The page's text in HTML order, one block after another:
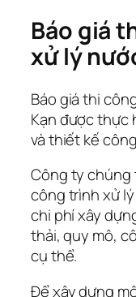
Báo giá
xử lý
Báo giá thi
Kạn được thực
và thiết kế
Công ty
công trình xử
chi phí xây
thải, quy mô,
cụ thể.
Để xây dựng